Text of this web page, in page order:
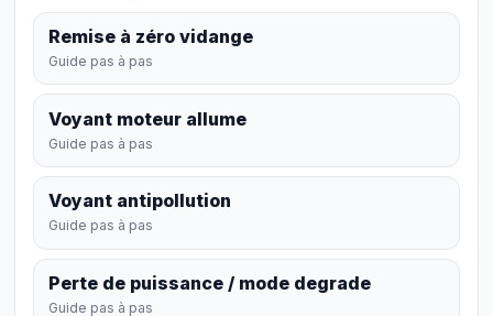
Remise à zéro vidange
Guide pas à pas
Voyant moteur allume
Guide pas à pas
Voyant antipollution
Guide pas à pas
Perte de puissance / mode degrade
Guide pas à pas